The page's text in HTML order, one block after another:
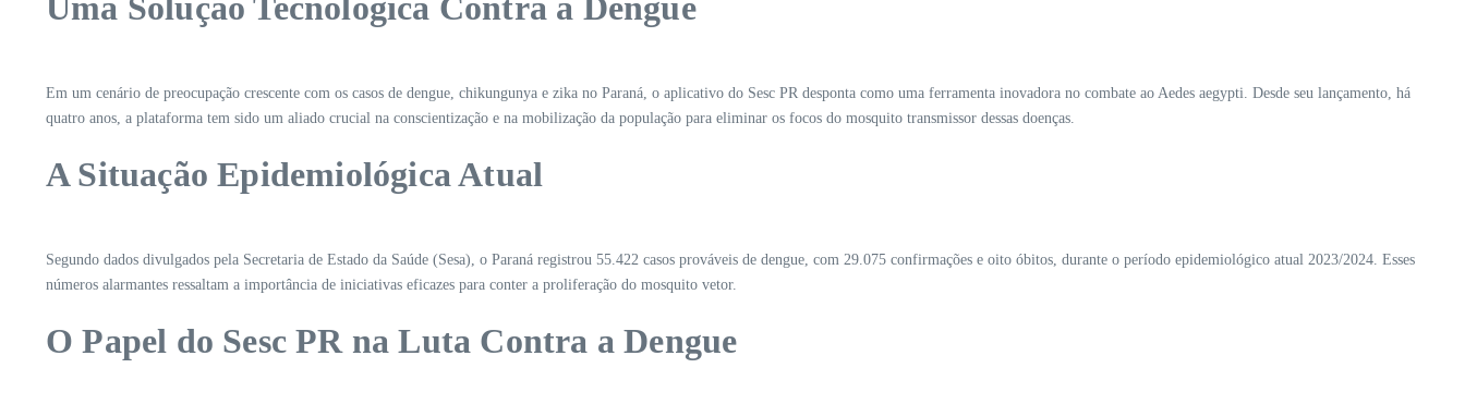
Em um cenário de preocupação crescente com os casos de dengue, chikungunya e zika no Paraná, o aplicativo do Sesc PR desponta como uma ferramenta inovadora no combate ao Aedes aegypti. Desde seu lançamento, há
quatro anos, a plataforma tem sido um aliado crucial na conscientização e na mobilização da população para eliminar os focos do mosquito transmissor dessas doenças.
A Situação Epidemiológica Atual
Segundo dados divulgados pela Secretaria de Estado da Saúde (Sesa), o Paraná registrou 55.422 casos prováveis de dengue, com 29.075 confirmações e oito óbitos, durante o período epidemiológico atual 2023/2024. Esses
números alarmantes ressaltam a importância de iniciativas eficazes para conter a proliferação do mosquito vetor.
O Papel do Sesc PR na Luta Contra a Dengue